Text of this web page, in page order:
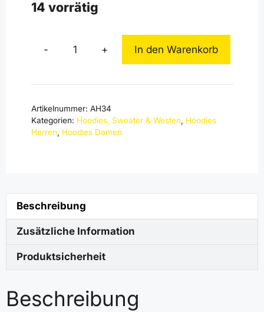
14 vorrätig
-
Alemannia
mit
Innenkapuze
Menge
+ In den Warenkorb
Artikelnummer: AH34
Kategorien: Hoodies, Sweater & Westen, Hoodies
Herren, Hoodies Damen
Beschreibung
Zusätzliche Information
Produktsicherheit
Beschreibung